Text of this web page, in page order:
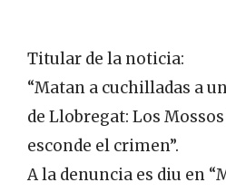
Titular de la noticia:
“Matan a cuchilladas a
de Llobregat: Los
esconde el crimen”.
A la denuncia es diu en